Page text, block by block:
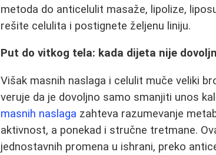
metoda do anticelulit masaže, lipolize,
rešite celulita i postignete željenu liniju.
Put do vitkog tela: kada dijeta nije
Višak masnih naslaga i celulit muče veliki
veruje da je dovoljno samo smanjiti unos
masnih naslaga zahteva razumevanje
aktivnost, a ponekad i stručne tretmane.
jednostavnih promena u ishrani, preko